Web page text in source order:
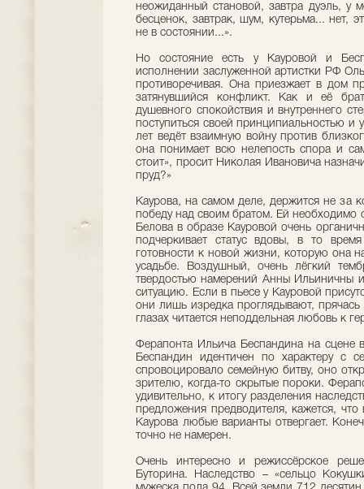
неожиданный становой, завтра дуэль, у
бесценок, завтрак, шум, кутерьма... нет,
не в состоянии...».
Но состояние есть у Кауровой и
исполнении заслуженной артистки РФ
противоречивая. Она приезжает в дом
затянувшийся конфликт. Как и её
душевного спокойствия и внутреннего
поступиться своей принципиальностью и
лет ведёт взаимную войну против
она понимает всю нелепость спора и
стоит», просит Николая Ивановича
пруд?»
Каурова, на самом деле, держится не за
победу над своим братом. Ей необходимо
Белова в образе Кауровой очень
подчеркивает статус вдовы, в то
готовности к новой жизни, которую она
усадьбе. Воздушный, очень лёгкий
твердостью намерений Анны Ильиничны
ситуацию. Если в пьесе у Кауровой
они лишь изредка проглядывают,
глазах читается неподдельная любовь к
Ферапонта Ильича Бecпaндина на сцене
Бecпaндин идентичен по характеру с
спровоцировало семейную битву, оно
зрителю, когда-то скрытые пороки.
удивительно, к итогу разделения
предложения предводителя, кажется,
Каурова любые варианты отвергает.
точно не намерен.
Очень интересно и режиссёрское
Буторина. Наследство – «сельцо